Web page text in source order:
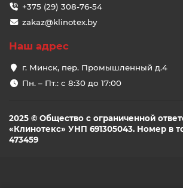
+375 (29) 308-76-54
zakaz@klinotex.by
Наш адрес
г. Минск, пер. Промышленный д.4
Пн. – Пт.: с 8:30 до 17:00
2025 © Общество с ограниченной
«Клинотекс» УНП 691305043. Номер в
473459